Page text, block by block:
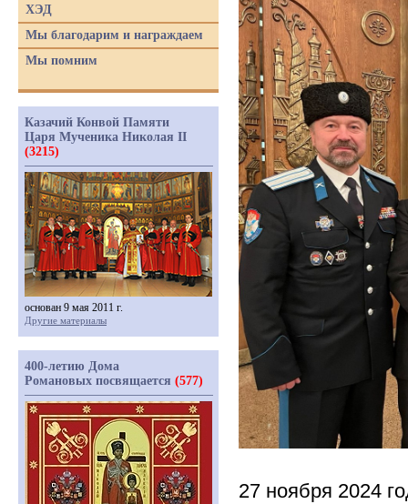
27 ноября 2024
ХЭД
Мы благодарим и награждаем
Мы помним
Казачий Конвой Памяти
Царя Мученика Николая II
(3215)
основан 9 мая 2011 г.
Другие материалы
400-летию Дома
Романовых посвящается (577)